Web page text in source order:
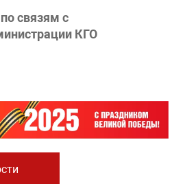
связям с
КГО